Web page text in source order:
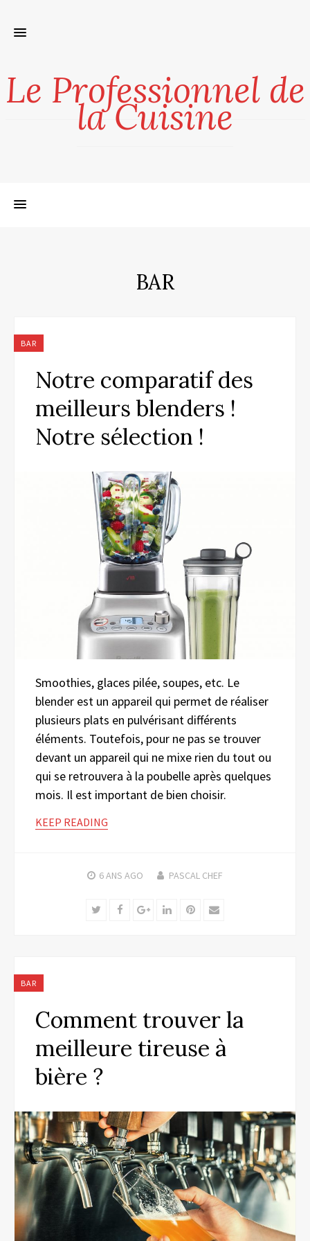
Le Professionnel de
la Cuisine
BAR
BAR
Notre comparatif des
meilleurs blenders !
Notre sélection !
Smoothies, glaces pilée, soupes, etc. Le
blender est un appareil qui permet de réaliser
plusieurs plats en pulvérisant différents
éléments. Toutefois, pour ne pas se trouver
devant un appareil qui ne mixe rien du tout ou
qui se retrouvera à la poubelle après quelques
mois. Il est important de bien choisir.
KEEP READING
6 ANS AGO PASCAL CHEF
TwitterFacebookGoogle+LinkedInPinterest
Email
BAR
Comment trouver la
meilleure tireuse à
bière ?